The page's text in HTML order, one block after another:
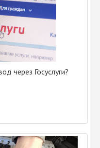
через Госуслуги?